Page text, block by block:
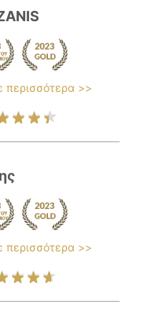
περισσότερα >>
περισσότερα >>